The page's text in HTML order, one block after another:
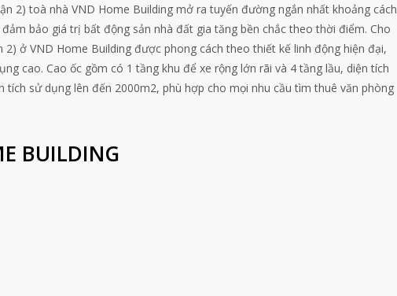
2) toà nhà VND Home Building mở ra tuyến đường ngắn nhất khoảng cách
bảo giá trị bất động sản nhà đất gia tăng bền chắc theo thời điểm. Cho
2) ở VND Home Building được phong cách theo thiết kế linh động hiện đại,
cao. Cao ốc gồm có 1 tầng khu để xe rộng lớn rãi và 4 tầng lầu, diện tích
sử dụng lên đến 2000m2, phù hợp cho mọi nhu cầu tìm thuê văn phòng
BUILDING